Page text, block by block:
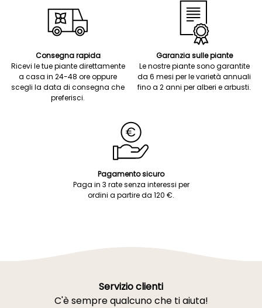
Consegna rapida
Ricevi le tue piante direttamente
a casa in 24-48 ore oppure
scegli la data di consegna che
preferisci.
Garanzia sulle piante
Le nostre piante sono garantite
da 6 mesi per le varietà annuali
fino a 2 anni per alberi e arbusti.
Pagamento sicuro
Paga in 3 rate senza interessi per
ordini a partire da 120 €.
Servizio clienti
C'è sempre qualcuno che ti aiuta!